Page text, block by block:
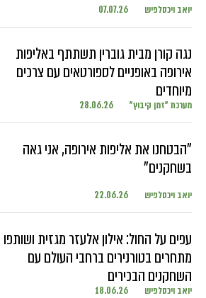
יואב ויכסלפיש 07.07.26
נגה קורן מבית גוברין תשתתף באליפות
אירופה באופניים לספורטאים עם צרכים
מיוחדים
מערכת "זמן קיבוץ" 28.06.26
"הבטחנו את אליפות אירופה, אני גאה
בשחקנים"
יואב ויכסלפיש 22.06.26
עפים על החול: אילון אלעזר מגזית ושותפו
מתחרים בטורנירים ברחבי העולם עם
השחקנים הבכירים
יואב ויכסלפיש 18.06.26